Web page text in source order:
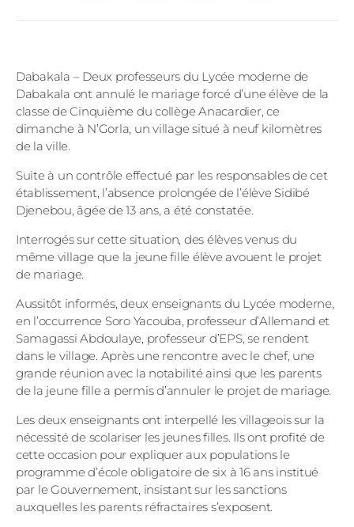
Dabakala – Deux professeurs du Lycée moderne de
Dabakala ont annulé le mariage forcé d’une élève de la
classe de Cinquième du collège Anacardier, ce
dimanche à N’Gorla, un village situé à neuf kilomètres
de la ville.
Suite à un contrôle effectué par les responsables de cet
établissement, l’absence prolongée de l’élève Sidibé
Djenebou, âgée de 13 ans, a été constatée.
Interrogés sur cette situation, des élèves venus du
même village que la jeune fille élève avouent le projet
de mariage.
Aussitôt informés, deux enseignants du Lycée moderne,
en l’occurrence Soro Yacouba, professeur d’Allemand et
Samagassi Abdoulaye, professeur d’EPS, se rendent
dans le village. Après une rencontre avec le chef, une
grande réunion avec la notabilité ainsi que les parents
de la jeune fille a permis d’annuler le projet de mariage.
Les deux enseignants ont interpellé les villageois sur la
nécessité de scolariser les jeunes filles. Ils ont profité de
cette occasion pour expliquer aux populations le
programme d’école obligatoire de six à 16 ans institué
par le Gouvernement, insistant sur les sanctions
auxquelles les parents réfractaires s’exposent.